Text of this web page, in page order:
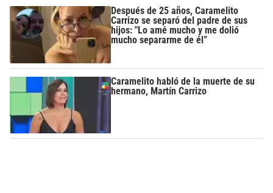
Después de 25 años, Caramelito
Carrizo se separó del padre de sus
hijos: "Lo amé mucho y me dolió
mucho separarme de él”
Caramelito habló de la muerte de su
hermano, Martín Carrizo